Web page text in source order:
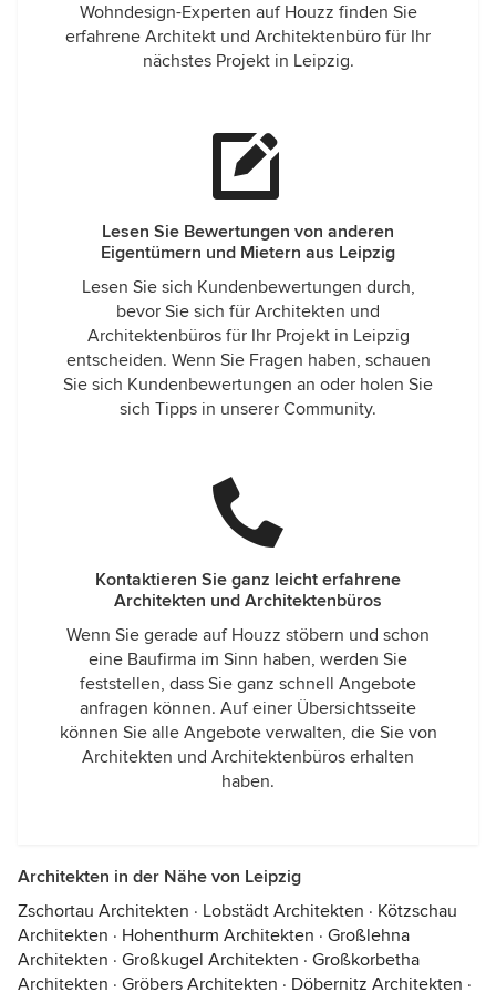
Wohndesign-Experten auf Houzz finden Sie
erfahrene Architekt und Architektenbüro für Ihr
nächstes Projekt in Leipzig.
Lesen Sie Bewertungen von anderen
Eigentümern und Mietern aus Leipzig
Lesen Sie sich Kundenbewertungen durch,
bevor Sie sich für Architekten und
Architektenbüros für Ihr Projekt in Leipzig
entscheiden. Wenn Sie Fragen haben, schauen
Sie sich Kundenbewertungen an oder holen Sie
sich Tipps in unserer Community.
Kontaktieren Sie ganz leicht erfahrene
Architekten und Architektenbüros
Wenn Sie gerade auf Houzz stöbern und schon
eine Baufirma im Sinn haben, werden Sie
feststellen, dass Sie ganz schnell Angebote
anfragen können. Auf einer Übersichtsseite
können Sie alle Angebote verwalten, die Sie von
Architekten und Architektenbüros erhalten
haben.
Architekten in der Nähe von Leipzig
Zschortau Architekten · Lobstädt Architekten · Kötzschau
Architekten · Hohenthurm Architekten · Großlehna
Architekten · Großkugel Architekten · Großkorbetha
Architekten · Gröbers Architekten · Döbernitz Architekten ·